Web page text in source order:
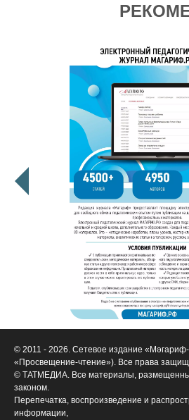
© 2011 - 2026. Сетевое издание «Мәгариф-
«Просвещение-чтение»). Все права
© ТАТМЕДИА. Все материалы,
законом.
Перепечатка, воспроизведение и
информации,